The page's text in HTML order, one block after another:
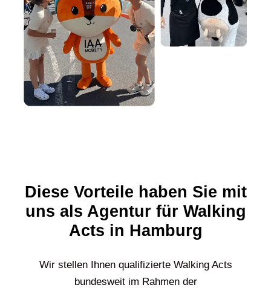
Diese Vorteile haben Sie mit
uns als Agentur für Walking
Acts in Hamburg
Wir stellen Ihnen qualifizierte Walking Acts
bundesweit im Rahmen der